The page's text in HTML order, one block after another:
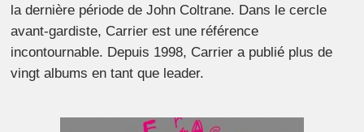
la dernière période de John Coltrane. Dans le cercle
avant-gardiste, Carrier est une référence
incontournable. Depuis 1998, Carrier a publié plus de
vingt albums en tant que leader.